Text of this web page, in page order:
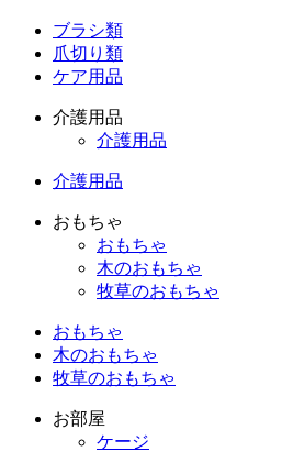
ブラシ類
爪切り類
ケア用品
介護用品
介護用品
介護用品
おもちゃ
おもちゃ
木のおもちゃ
牧草のおもちゃ
おもちゃ
木のおもちゃ
牧草のおもちゃ
お部屋
ケージ